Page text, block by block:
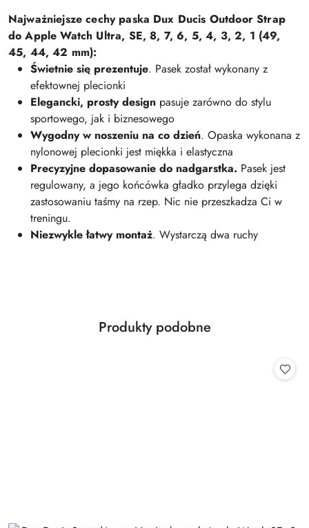
Najważniejsze cechy paska Dux Ducis Outdoor Strap
do Apple Watch Ultra, SE, 8, 7, 6, 5, 4, 3, 2, 1 (49,
45, 44, 42 mm):
Świetnie się prezentuje. Pasek został wykonany z
efektownej plecionki
Elegancki, prosty design pasuje zarówno do stylu
sportowego, jak i biznesowego
Wygodny w noszeniu na co dzień. Opaska wykonana z
nylonowej plecionki jest miękka i elastyczna
Precyzyjne dopasowanie do nadgarstka. Pasek jest
regulowany, a jego końcówka gładko przylega dzięki
zastosowaniu taśmy na rzep. Nic nie przeszkadza Ci w
treningu.
Niezwykle łatwy montaż. Wystarczą dwa ruchy
Pomiń karuzelę produktów
Produkty
Produkty podobne